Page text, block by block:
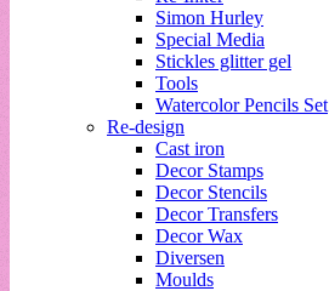
Simon Hurley
Special Media
Stickles glitter gel
Tools
Watercolor Pencils Set
Re-design
Cast iron
Decor Stamps
Decor Stencils
Decor Transfers
Decor Wax
Diversen
Moulds